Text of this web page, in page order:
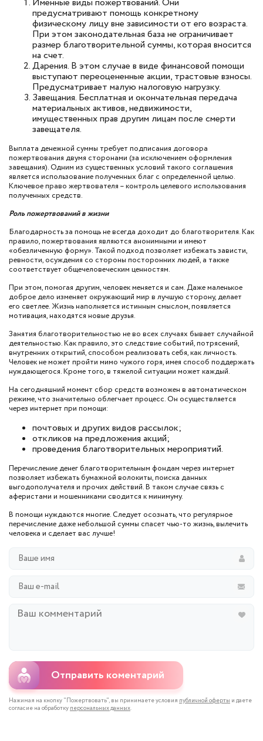
предусматривают помощь конкретному
физическому лицу вне зависимости от его возраста.
При этом законодательная база не ограничивает
размер благотворительной суммы, которая вносится
на счет.
Дарения. В этом случае в виде финансовой помощи
выступают переоцененные акции, трастовые взносы.
Предусматривает малую налоговую нагрузку.
Завещания. Бесплатная и окончательная передача
материальных активов, недвижимости,
имущественных прав другим лицам после смерти
завещателя.
Выплата денежной суммы требует подписания договора
пожертвования двумя сторонами (за исключением оформления
завещания). Одним из существенных условий такого соглашения
является использование полученных благ с определенной целью.
Ключевое право жертвователя – контроль целевого использования
полученных средств.
Роль пожертвований в жизни
Благодарность за помощь не всегда доходит до благотворителя. Как
правило, пожертвования являются анонимными и имеют
«обезличенную форму». Такой подход позволяет избежать зависти,
ревности, осуждения со стороны посторонних людей, а также
соответствует общечеловеческим ценностям.
При этом, помогая другим, человек меняется и сам. Даже маленькое
доброе дело изменяет окружающий мир в лучшую сторону, делает
его светлее. Жизнь наполняется истинным смыслом, появляется
мотивация, находятся новые друзья.
Занятия благотворительностью не во всех случаях бывает случайной
деятельностью. Как правило, это следствие событий, потрясений,
внутренних открытий, способом реализовать себя, как личность.
Человек не может пройти мимо чужого горя, имея способ поддержать
нуждающегося. Кроме того, в тяжелой ситуации может каждый.
На сегодняшний момент сбор средств возможен в автоматическом
режиме, что значительно облегчает процесс. Он осуществляется
через интернет при помощи:
почтовых и других видов рассылок;
откликов на предложения акций;
проведения благотворительных мероприятий.
Перечисление денег благотворительным фондам через интернет
позволяет избежать бумажной волокиты, поиска данных
выгодополучателя и прочих действий. В таком случае связь с
аферистами и мошенниками сводится к минимуму.
В помощи нуждаются многие. Следует осознать, что регулярное
перечисление даже небольшой суммы спасет чью-то жизнь, вылечить
человека и сделает вас лучше!
Отправить коментарий
Нажимая на кнопку "Пожертвовать", вы принимаете условия публичной оферты и даете
согласие на обработку персональных данных.